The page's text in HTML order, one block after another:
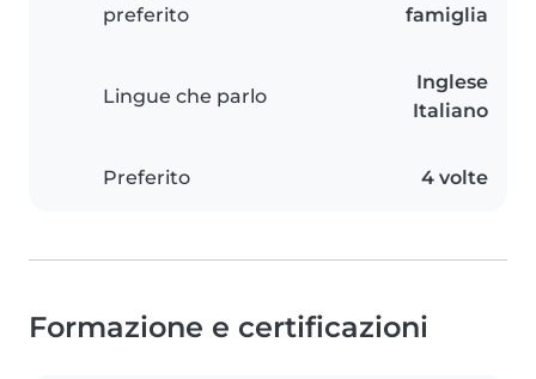
preferito
famiglia
Lingue che parlo
Inglese
Italiano
Preferito 4 volte
Formazione e certificazioni